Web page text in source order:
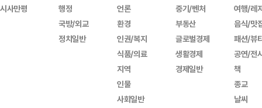
시사만평
행정
국방/외교
정치일반
언론
환경
인권/복지
식품/의료
지역
인물
사회일반
중기/벤처
부동산
글로벌경제
생활경제
경제일반
여행/레
음식/맛
패션/뷰
공연/전
책
종교
날씨